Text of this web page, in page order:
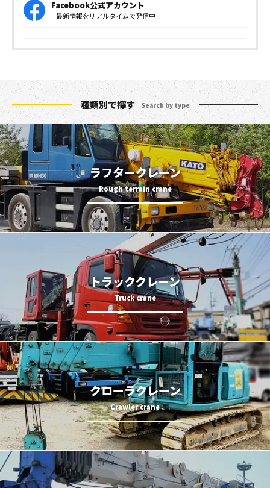
Facebook公式アカウント
− 最新情報をリアルタイムで発信中 −
種類別で探す Search by type
ラフタークレーン
トラッククレーン
クローラクレーン